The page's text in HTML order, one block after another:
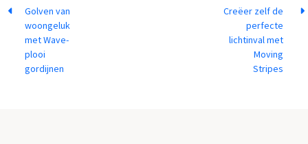
Golven van
woongeluk
met Wave-
plooi
gordijnen
Creëer zelf de
perfecte
lichtinval met
Moving
Stripes